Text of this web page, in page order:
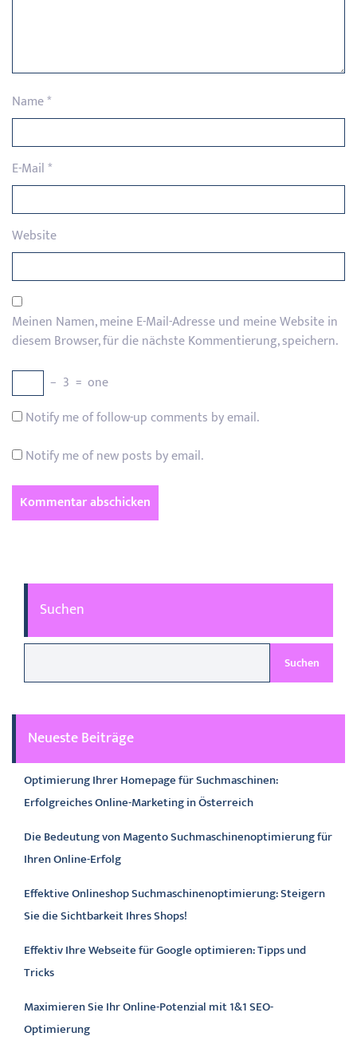
Name*
E-Mail*
Website
Meinen Namen, meine E-Mail-Adresse und meine Website in
diesem Browser, für die nächste Kommentierung, speichern.
− 3 = one
Notify me of follow-up comments by email.
Notify me of new posts by email.
Suchen
Suchen
Neueste Beiträge
Optimierung Ihrer Homepage für Suchmaschinen:
Erfolgreiches Online-Marketing in Österreich
Die Bedeutung von Magento Suchmaschinenoptimierung für
Ihren Online-Erfolg
Effektive Onlineshop Suchmaschinenoptimierung: Steigern
Sie die Sichtbarkeit Ihres Shops!
Effektiv Ihre Webseite für Google optimieren: Tipps und
Tricks
Maximieren Sie Ihr Online-Potenzial mit 1&1 SEO-
Optimierung